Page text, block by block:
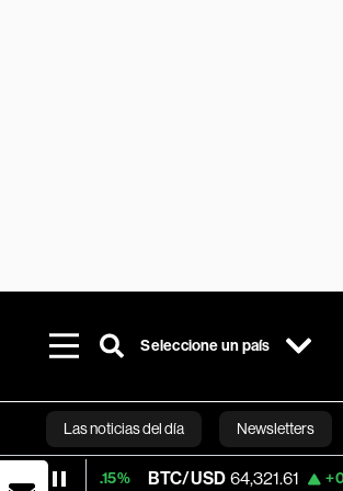
Seleccione un país
Las noticias del día Newsletters
BTC/USD 64,321.61 +0.04% ETH/